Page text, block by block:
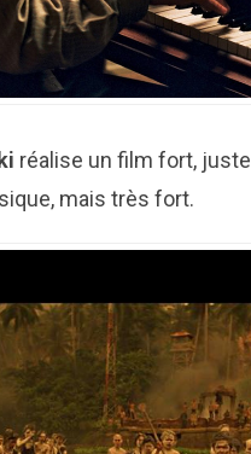
réalise un film fort,
mais très fort.